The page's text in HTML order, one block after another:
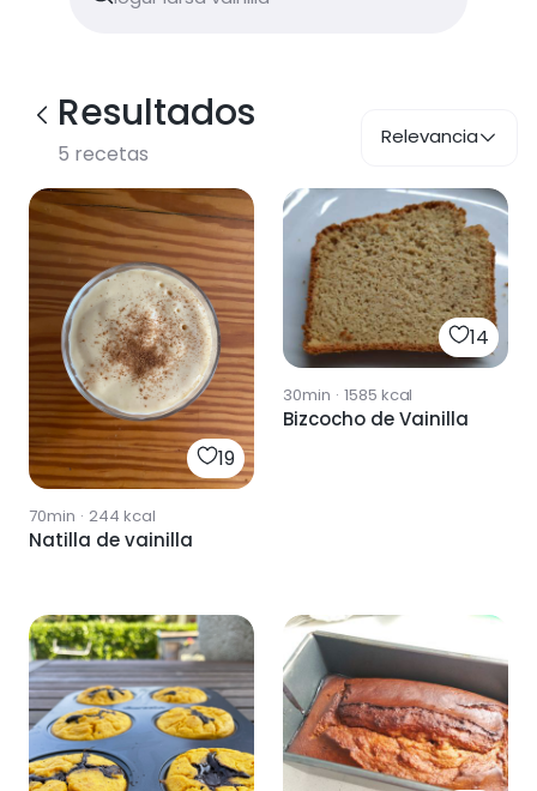
Resultados
5 recetas
Relevancia
19
70min · 244 kcal
Natilla de vainilla
14
30min · 1585 kcal
Bizcocho de Vainilla